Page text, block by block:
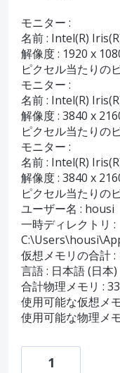
モニター :
名前 : Intel(R)
解像度 : 1920 x
ピクセル当たりの
モニター :
名前 : Intel(R)
解像度 : 3840 x
ピクセル当たりの
モニター :
名前 : Intel(R)
解像度 : 3840 x
ピクセル当たりの
ユーザー名 : housi
一時ディレクトリ :
仮想メモリの合計
言語 : 日本語 (日本)
合計物理メモリ :
使用可能な仮想メ
使用可能な物理メ
1